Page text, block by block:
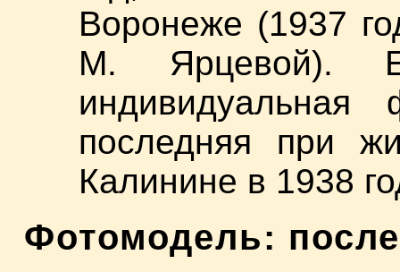
Воронеже (1937
М. Ярцевой).
последняя при
Калинине в 1938
Фотомодель: